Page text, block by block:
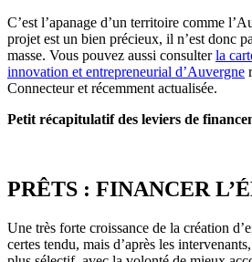
C’est l’apanage d’un territoire comme
projet est un bien précieux, il n’est donc
masse. Vous pouvez aussi consulterla
innovation et entrepreneurial d’Auvergne
Connecteur et récemment actualisée.
Petit récapitulatif des leviers de
PRÊTS : FINANCER
Une très forte croissance de la création
certes tendu, mais d’après les